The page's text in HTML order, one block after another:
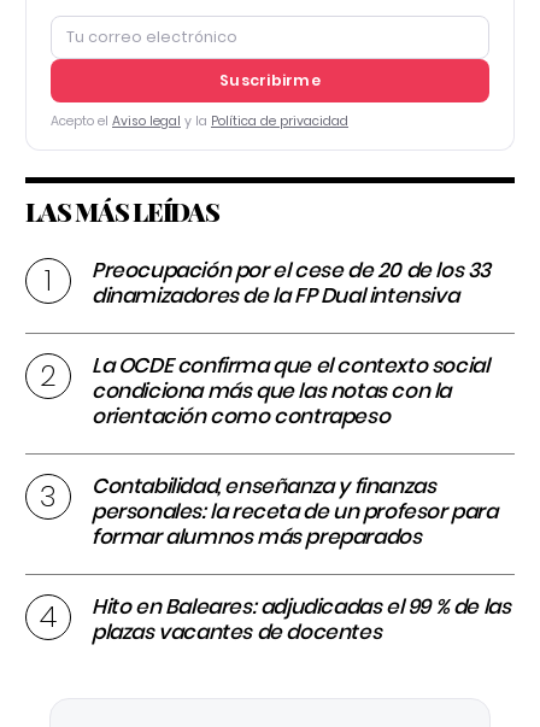
Suscribirme
Acepto el Aviso legal y la Política de privacidad
LAS MÁS LEÍDAS
Preocupación por el cese de 20 de los 33
dinamizadores de la FP Dual intensiva
La OCDE confirma que el contexto social
condiciona más que las notas con la
orientación como contrapeso
Contabilidad, enseñanza y finanzas
personales: la receta de un profesor para
formar alumnos más preparados
Hito en Baleares: adjudicadas el 99 % de las
plazas vacantes de docentes